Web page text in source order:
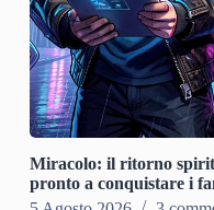
Miracolo: il ritorno
pronto a conquistare i